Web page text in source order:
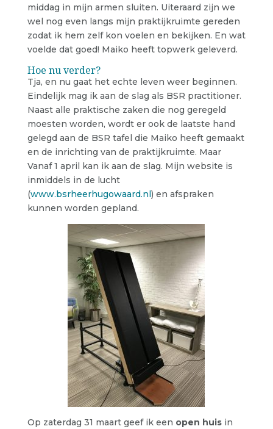
middag in mijn armen sluiten. Uiteraard zijn we
wel nog even langs mijn praktijkruimte gereden
zodat ik hem zelf kon voelen en bekijken. En wat
voelde dat goed! Maiko heeft topwerk geleverd.
Hoe nu verder?
Tja, en nu gaat het echte leven weer beginnen.
Eindelijk mag ik aan de slag als BSR practitioner.
Naast alle praktische zaken die nog geregeld
moesten worden, wordt er ook de laatste hand
gelegd aan de BSR tafel die Maiko heeft gemaakt
en de inrichting van de praktijkruimte. Maar
Vanaf 1 april kan ik aan de slag. Mijn website is
inmiddels in de lucht
(www.bsrheerhugowaard.nl) en afspraken
kunnen worden gepland.
Op zaterdag 31 maart geef ik een open huisin